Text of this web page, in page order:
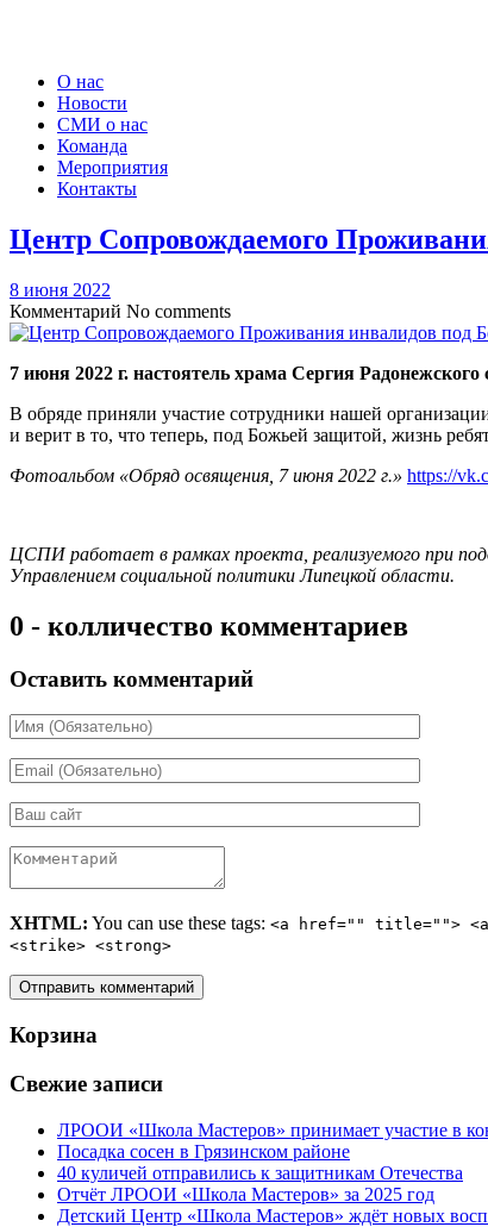
О нас
Новости
СМИ о нас
Команда
Мероприятия
Контакты
Центр Сопровождаемого
8 июня 2022
Комментарий No comments
7 июня 2022 г. настоятель храма Сергия
В обряде приняли участие сотрудники нашей
и верит в то, что теперь, под Божьей защитой, жизнь
Фотоальбом «Обряд освящения, 7 июня 2022 г.» https://
ЦСПИ работает в рамках проекта, реализуемого при
Управлением социальной политики Липецкой области.
0 - колличество комментариев
Оставить комментарий
XHTML: You can use these tags: <a href="" title="">
<strike> <strong>
Корзина
Свежие записи
ЛРООИ «Школа Мастеров» принимает участие в
Посадка сосен в Грязинском районе
40 куличей отправились к защитникам Отечества
Отчёт ЛРООИ «Школа Мастеров» за 2025 год
Детский Центр «Школа Мастеров» ждёт новых